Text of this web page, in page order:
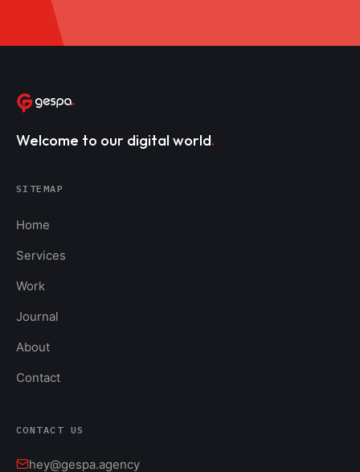
Welcome to our digital world.
SITEMAP
Home
Services
Work
Journal
About
Contact
CONTACT US
hey@gespa.agency